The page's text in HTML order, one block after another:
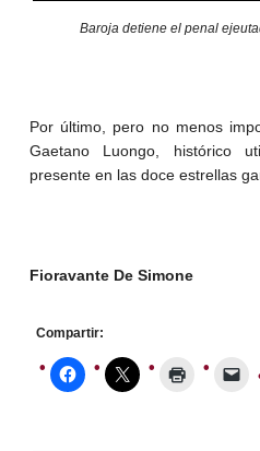
Baroja detiene el penal
Por último, pero no menos
Gaetano Luongo, histórico
presente en las doce estrellas
Fioravante De Simone
Compartir: